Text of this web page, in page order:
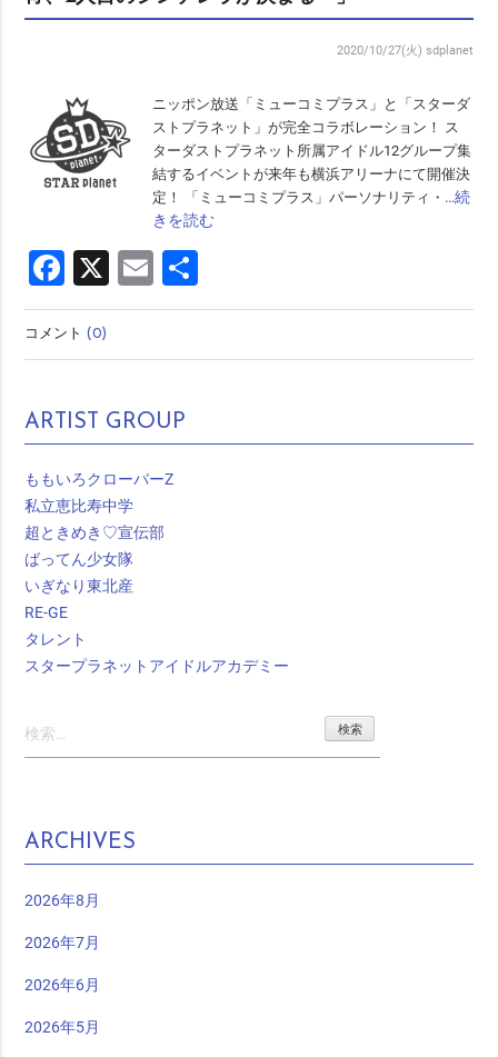
2020/10/27(火) sdplanet
ニッポン放送「ミューコミプラス」と「スターダ
ストプラネット」が完全コラボレーション！ ス
ターダストプラネット所属アイドル12グループ集
結するイベントが来年も横浜アリーナにて開催決
定！ 「ミューコミプラス」パーソナリティ・ …続
きを読む
Facebook
X Email
有
コメント(0)
ARTIST GROUP
ももいろクローバーZ
私立恵比寿中学
超ときめき♡宣伝部
ばってん少女隊
いぎなり東北産
RE-GE
タレント
スタープラネットアイドルアカデミー
索:
ARCHIVES
2026年8月
2026年7月
2026年6月
2026年5月